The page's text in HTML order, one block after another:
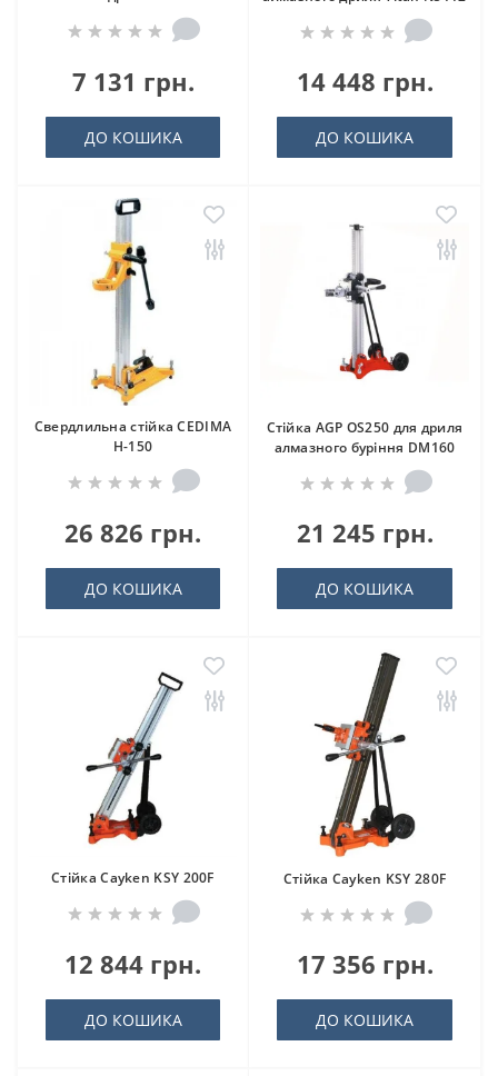
7 131 грн.
ДО КОШИКА
14 448 грн.
ДО КОШИКА
Свердлильна стійка CEDIMA
H-150
26 826 грн.
ДО КОШИКА
Стійка AGP OS250 для дриля
алмазного буріння DM160
21 245 грн.
ДО КОШИКА
Стійка Cayken KSY 200F
12 844 грн.
ДО КОШИКА
Стійка Cayken KSY 280F
17 356 грн.
ДО КОШИКА